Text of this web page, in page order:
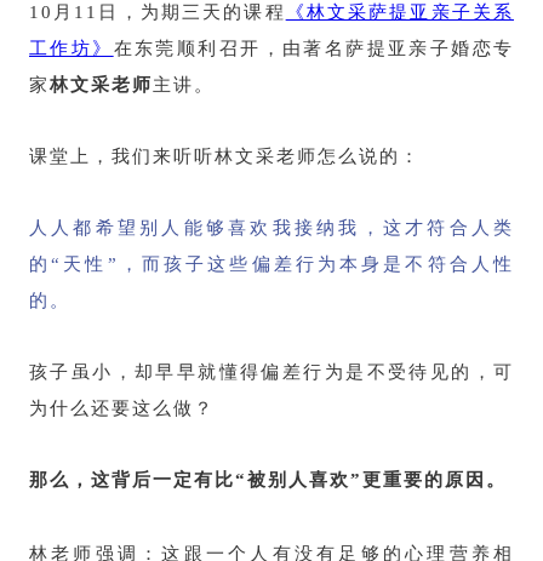
10月11日，为期三天的课程
《林文采萨提亚亲子关系
工作坊》 在东莞顺利召开，由著名萨提亚亲子婚恋专
家林文采老师主讲。
课堂上，我们来听听林文采老师怎么说的：
人人都希望别人能够喜欢我接纳我，这才符合人类
的“天性”，而孩子这些偏差行为本身是不符合人性
的。
孩子虽小，却早早就懂得偏差行为是不受待见的，可
为什么还要这么做？
那么，这背后一定有比“被别人喜欢”更重要的原因。
林老师强调：这跟一个人有没有足够的心理营养相